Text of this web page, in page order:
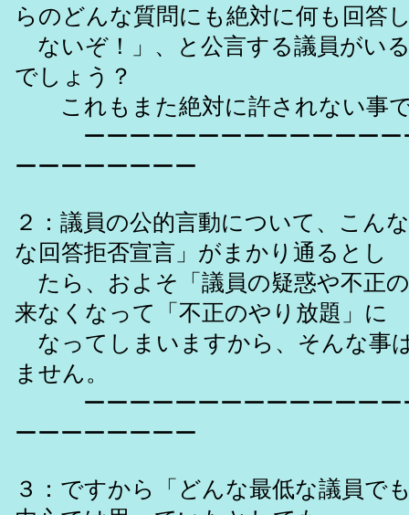
らのどんな質問にも絶対に何も回答
ないぞ！」、と公言する議員がい
でしょう？
これもまた絶対に許されない事
ーーーーーーーーーーーーーー
ーーーーーーーー
２：議員の公的言動について、こん
な回答拒否宣言」がまかり通るとし
たら、およそ「議員の疑惑や不正
来なくなって「不正のやり放題」に
なってしまいますから、そんな事
ません。
ーーーーーーーーーーーーーー
ーーーーーーーー
３：ですから「どんな最低な議員で